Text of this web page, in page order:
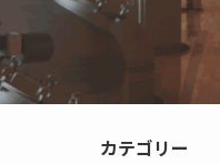
カテゴリー